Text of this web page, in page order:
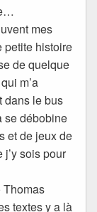
mes
petite histoire
de quelque
m’a
dans le bus
se débobine
et de jeux de
j’y sois pour
Thomas
textes y a là